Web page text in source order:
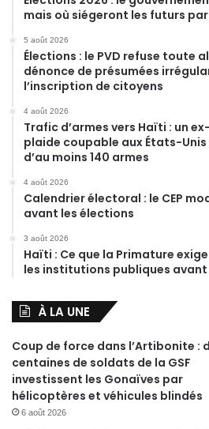
mais où siégeront les futurs
5 août 2026
Élections : le PVD refuse toute
dénonce de présumées
l’inscription de citoyens
4 août 2026
Trafic d’armes vers Haïti : un
plaide coupable aux États-
d’au moins 140 armes
4 août 2026
Calendrier électoral : le CEP
avant les élections
3 août 2026
Haïti : Ce que la Primature
les institutions publiques
À LA UNE
Coup de force dans l’Artibonite :
centaines de soldats de la GSF
investissent les Gonaïves par
hélicoptères et véhicules blindés
6 août 2026